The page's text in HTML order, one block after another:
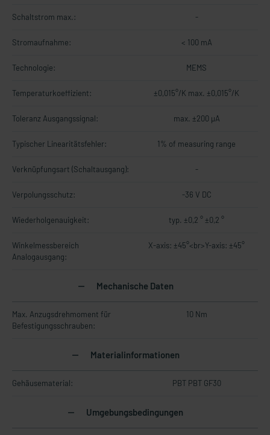
Schaltstrom max.: -
Stromaufnahme: < 100 mA
Technologie: MEMS
Temperaturkoeffizient: ±0,015°/K max. ±0,015°/K
Toleranz Ausgangssignal: max. ±200 µA
Typischer Linearitätsfehler: 1% of measuring range
Verknüpfungsart (Schaltausgang): -
Verpolungsschutz: -36 V DC
Wiederholgenauigkeit: typ. ±0,2 ° ±0,2 °
Winkelmessbereich
Analogausgang:
X-axis: ±45°<br>Y-axis: ±45°
Mechanische Daten
Max. Anzugsdrehmoment für
Befestigungsschrauben:
10 Nm
Materialinformationen
Gehäusematerial: PBT PBT GF30
Umgebungsbedingungen